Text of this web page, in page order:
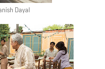
Dayal